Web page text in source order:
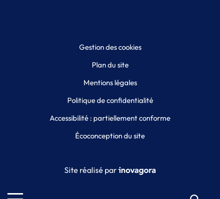
Gestion des cookies
Plan du site
Mentions légales
Politique de confidentialité
Accessibilité : partiellement conforme
Écoconception du site
Site réalisé parInovagora (ouverture dans